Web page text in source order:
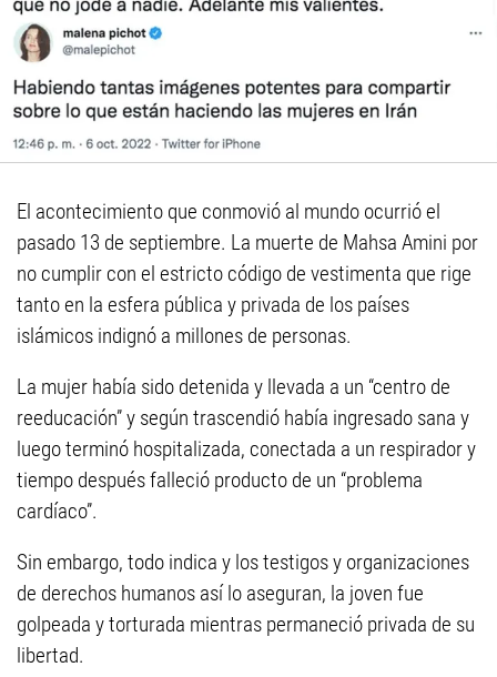
El acontecimiento que conmovió al mundo ocurrió el
pasado 13 de septiembre. La muerte de Mahsa Amini por
no cumplir con el estricto código de vestimenta que rige
tanto en la esfera pública y privada de los países
islámicos indignó a millones de personas.
La mujer había sido detenida y llevada a un “centro de
reeducación” y según trascendió había ingresado sana y
luego terminó hospitalizada, conectada a un respirador y
tiempo después falleció producto de un “problema
cardíaco”.
Sin embargo, todo indica y los testigos y organizaciones
de derechos humanos así lo aseguran, la joven fue
golpeada y torturada mientras permaneció privada de su
libertad.